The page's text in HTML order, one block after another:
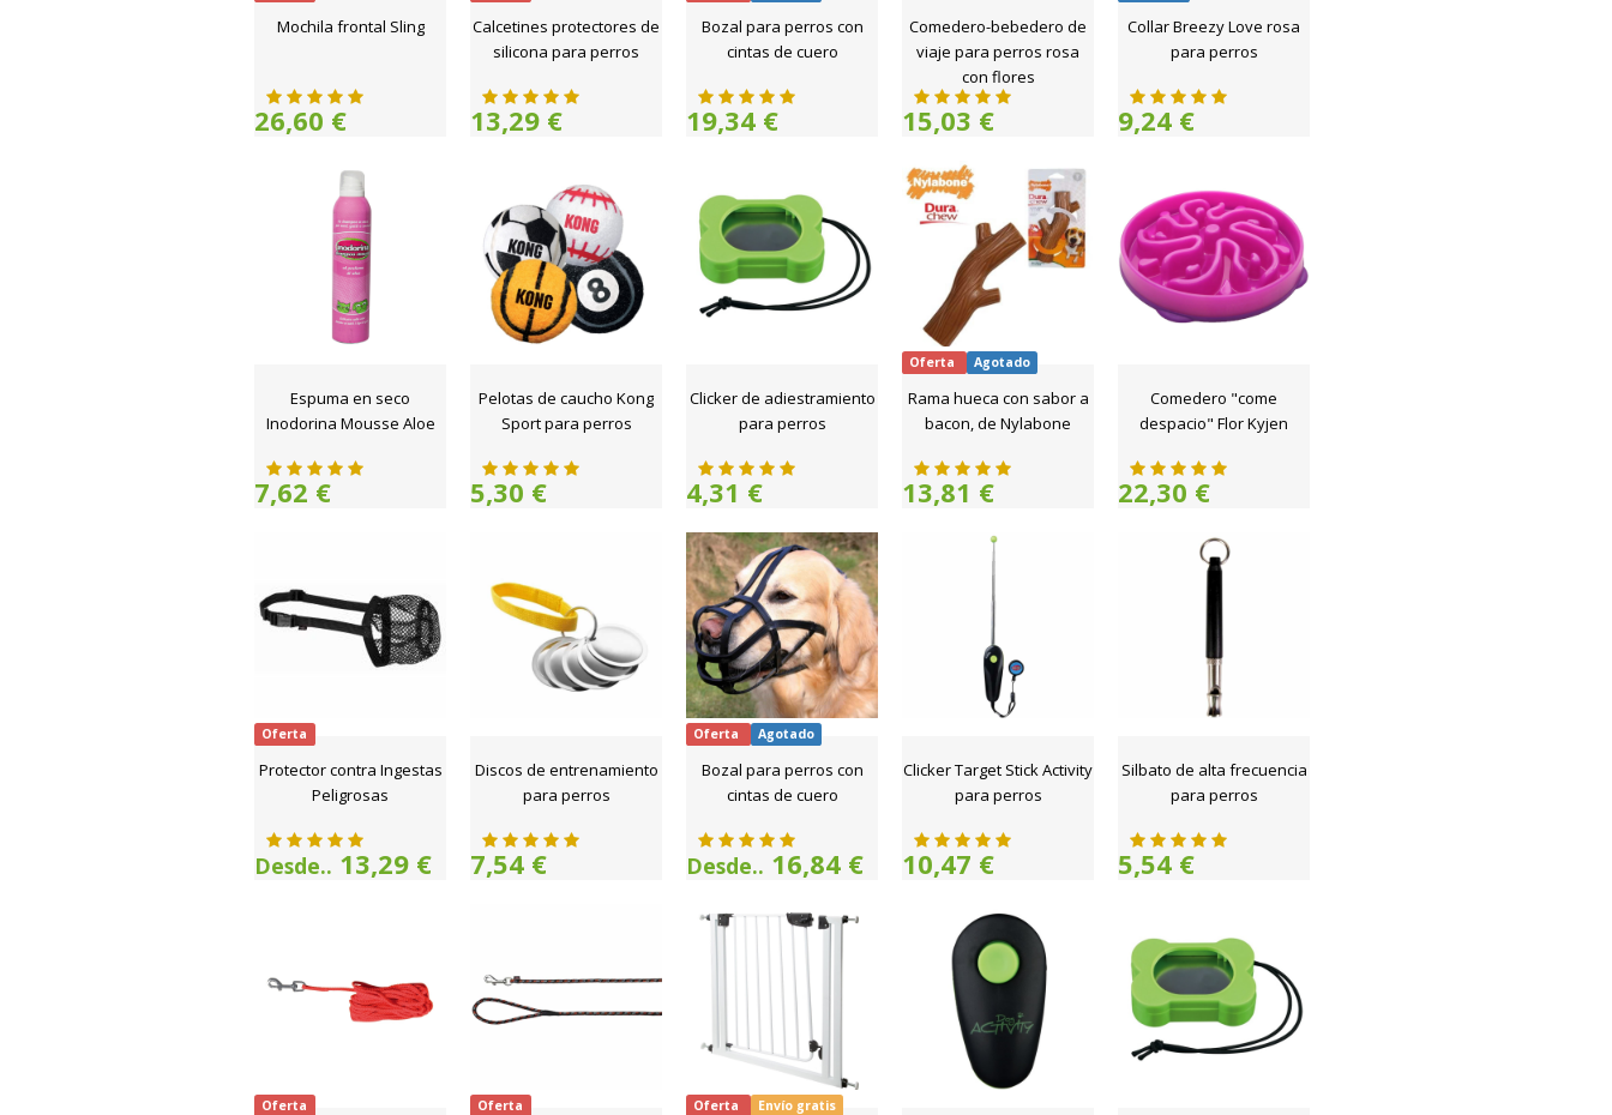
Mochila frontal Sling
26,60 €
Calcetines protectores de
silicona para perros
13,29 €
Bozal para perros con
cintas de cuero
19,34 €
Comedero-bebedero de
viaje para perros rosa
con flores
15,03 €
Collar Breezy Love rosa
para perros
9,24 €
Espuma en seco
Inodorina Mousse Aloe
7,62 €
Pelotas de caucho Kong
Sport para perros
5,30 €
Clicker de adiestramiento
para perros
4,31 €
Oferta Agotado
Rama hueca con sabor a
bacon, de Nylabone
13,81 €
Comedero "come
despacio" Flor Kyjen
22,30 €
Oferta
Protector contra Ingestas
Peligrosas
Desde.. 13,29 €
Discos de entrenamiento
para perros
7,54 €
Oferta Agotado
Bozal para perros con
cintas de cuero
Desde.. 16,84 €
Clicker Target Stick Activity
para perros
10,47 €
Silbato de alta frecuencia
para perros
5,54 €
Oferta Oferta Oferta Envío gratis